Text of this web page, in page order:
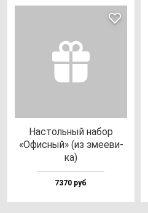
Нас­толь­ный на­бор
«Офис­ный» (из зме­еви­
ка)
7370 руб